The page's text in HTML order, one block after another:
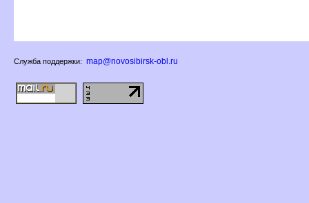
Служба поддержки: map@novosibirsk-obl.ru